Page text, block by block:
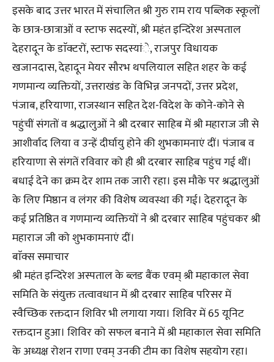
इसके बाद उत्तर भारत में संचालित श्री गुरु राम राय पब्लिक स्कूलों
के छात्र-छात्राओं व स्टाफ सदस्यों, श्री महंत इन्दिरेश अस्पताल
देहरादून के डाॅक्टरों, स्टाफ सदस्यांे, राजपुर विधायक
खजानदास, देहादून मेयर सौरभ थपलियाल सहित शहर के कई
गणमान्य व्यक्तियों, उत्तराखंड के विभिन्न जनपदों, उत्तर प्रदेश,
पंजाब, हरियाणा, राजस्थान सहित देश-विदेश के कोने-कोने से
पहुंचीं संगतों व श्रद्धालुओं ने श्री दरबार साहिब में श्री महाराज जी से
आशीर्वाद लिया व उन्हें दीर्घायु होने की शुभकामनाएं दीं। पंजाब व
हरियाणा से संगतें रविवार को ही श्री दरबार साहिब पहुंच गई थीं।
बधाई देने का क्रम देर शाम तक जारी रहा। इस मौके पर श्रद्धालुओं
के लिए मिष्ठान व लंगर की विशेष व्यवस्था की गई। देहरादून के
कई प्रतिष्ठित व गणमान्य व्यक्तियों ने श्री दरबार साहिब पहुंचकर श्री
महाराज जी को शुभकामनाएं दीं।
बाॅक्स समाचार
श्री महंत इन्दिरेश अस्पताल के ब्लड बैंक एवम् श्री महाकाल सेवा
समिति के संयुक्त तत्वावधान में श्री दरबार साहिब परिसर में
स्वैच्छिक रक्तदान शिविर भी लगाया गया। शिविर में 65 यूनिट
रक्तदान हुआ। शिविर को सफल बनाने में श्री महाकाल सेवा समिति
के अध्यक्ष रोशन राणा एवम् उनकी टीम का विशेष सहयोग रहा।